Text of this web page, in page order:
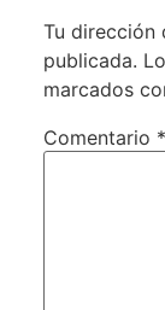
Tu dirección
publicada.
marcados
Comentario *